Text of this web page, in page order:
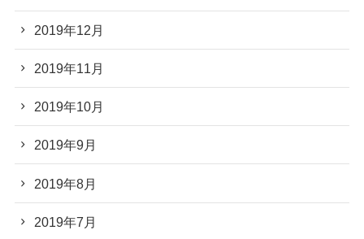
2019年12月
2019年11月
2019年10月
2019年9月
2019年8月
2019年7月